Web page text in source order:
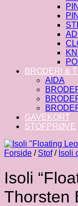
BRODERI &
AIDA
GAVEKORT
STOFPRØVE
Forside / Stof / Isoli
Isoli
Thorsten